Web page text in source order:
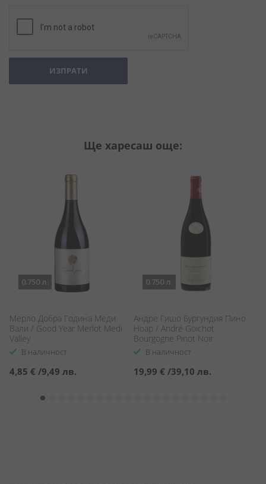
ИЗПРАТИ
Ще харесаш още:
0.750 л.
Мерло Добра Година Меди
Вали / Good Year Merlot Medi
Valley
В наличност
4,85 € /9,49 лв.
0.750 л.
Андре Гишо Бургундия Пино
Ноар / André Goichot
Bourgogne Pinot Noir
В наличност
19,99 € /39,10 лв.